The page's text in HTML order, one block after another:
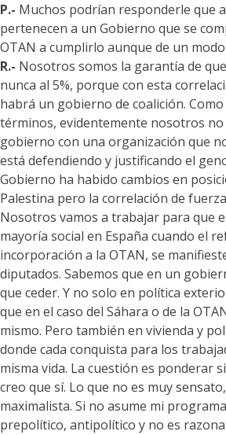
P.- Muchos podrían responderle que
pertenecen a un Gobierno que se
OTAN a cumplirlo aunque de un
R.- Nosotros somos la garantía de
nunca al 5%, porque con esta
habrá un gobierno de coalición.
términos, evidentemente nosotros
gobierno con una organización que
está defendiendo y justificando el
Gobierno ha habido cambios en
Palestina pero la correlación de
Nosotros vamos a trabajar para que
mayoría social en España cuando el
incorporación a la OTAN, se
diputados. Sabemos que en un
que ceder. Y no solo en política
que en el caso del Sáhara o de la
mismo. Pero también en vivienda y
donde cada conquista para los
misma vida. La cuestión es ponderar
creo que sí. Lo que no es muy
maximalista. Si no asume mi
prepolítico, antipolítico y no es